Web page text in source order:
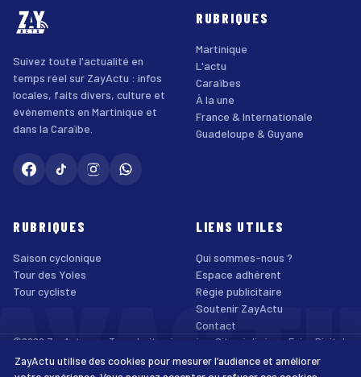
Suivez toute l'actualité en
temps réel sur ZayActu : infos
locales, faits divers, culture et
événements en Martinique et
dans la Caraïbe.
RUBRIQUES
Martinique
L'actu
Caraïbes
À la une
France & Internationale
Guadeloupe & Guyane
RUBRIQUES
Saison cyclonique
Tour des Yoles
Tour cycliste
LIENS UTILES
Qui sommes-nous ?
Espace adhérent
Régie publicitaire
Soutenir ZayActu
Contact
©2026 ZayActu.org. Tous droits réservés. · Site réalisé par Enjoy Digital
Agency
Mentions légales
Confidentialité Cookies Accessibilité
ZayActu utilise des cookies pour mesurer l’audience et améliorer